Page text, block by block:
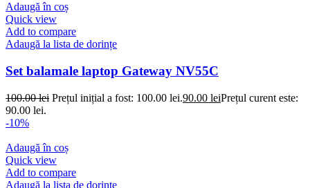
Adaugă în coș
Quick view
Add to compare
Adaugă la lista de dorințe
Set balamale laptop Gateway NV55C
100.00lei Prețul inițial a fost: 100.00 lei.90.00 leiPrețul curent este:
90.00 lei.
-10%
Adaugă în coș
Quick view
Add to compare
Adaugă la lista de dorințe